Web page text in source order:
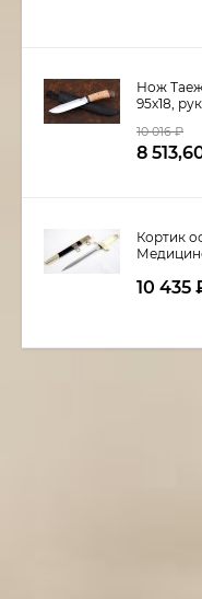
Нож
95х18,
10 016₽
8
Кортик
10 435